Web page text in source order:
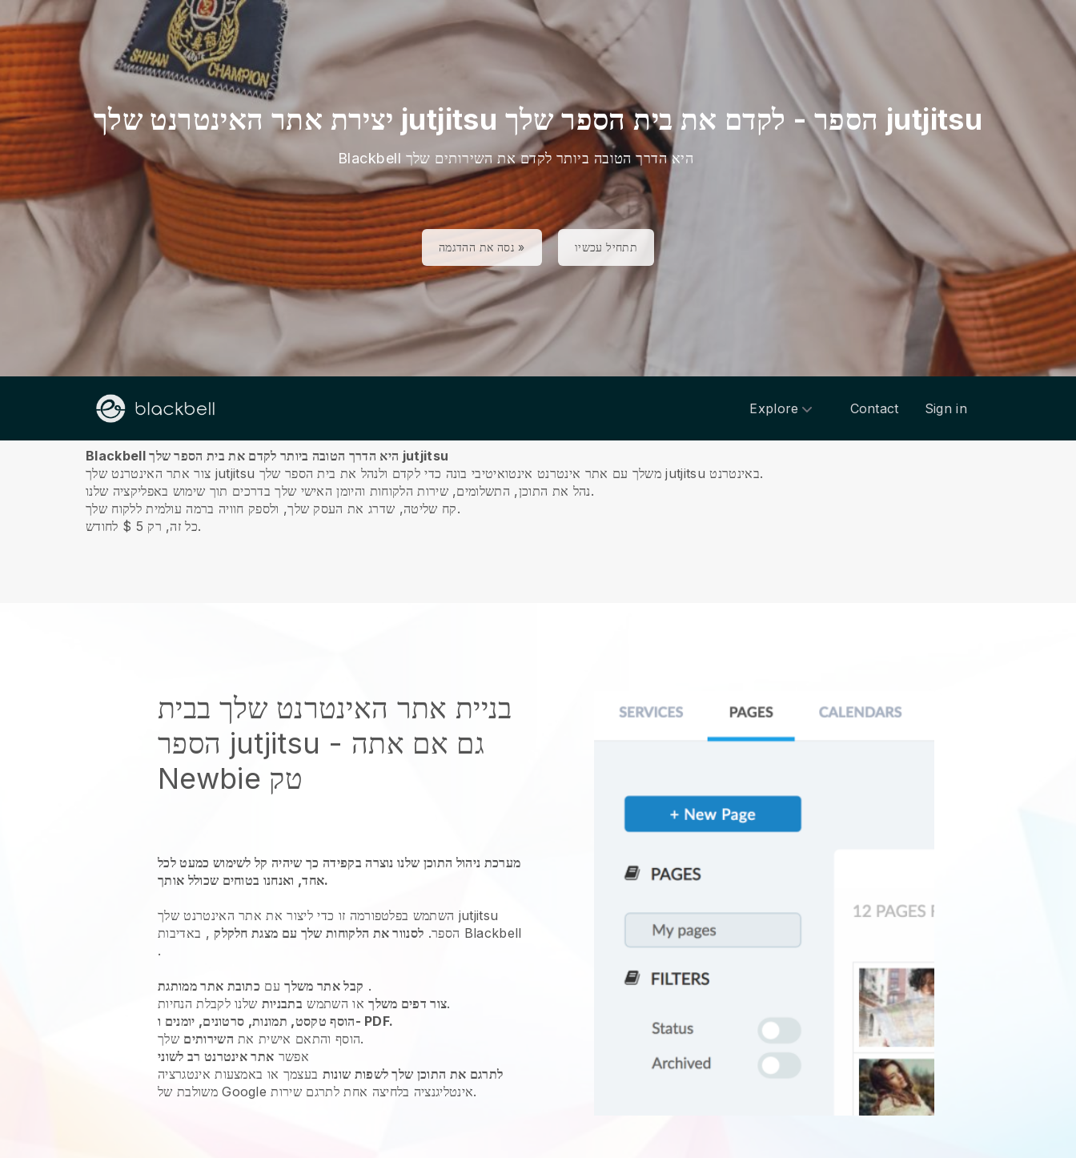
יצירת אתר האינטרנט שלך jutjitsu הספר- לקדם את בית הספר שלך jutjitsu
Blackbell היא הדרך הטובה ביותר לקדם את השירותים שלך
נסה את ההדגמה » תתחיל עכשיו
Explore Contact Sign in
עלינו
Blackbell היא הדרך הטובה ביותר לקדם את בית הספר שלך jutjitsu
צור אתר האינטרנט שלך jutjitsu משלך עם אתר אינטרנט אינטואיטיבי בונה כדי לקדם ולנהל את בית הספר שלך jutjitsu באינטרנט.
נהל את התוכן, התשלומים, שירות הלקוחות והיומן האישי שלך בדרכים תוך שימוש באפליקציה שלנו.
קח שליטה, שדרג את העסק שלך, ולספק חוויה ברמה עולמית ללקוח שלך.
כל זה, רק 5 $ לחודש.
בניית אתר האינטרנט שלך בבית
הספר jutjitsu - גם אם אתה
Newbie טק
מערכת ניהול התוכן שלנו נוצרה בקפידה כך שיהיה קל לשימוש כמעט לכל
אחד, ואנחנו בטוחים שכולל אותך.
השתמש בפלטפורמה זו כדי ליצור את אתר האינטרנט שלך jutjitsu
הספר. לסנוור את הלקוחות שלך עם מצגת חלקלק
Blackbell
.
קבל אתר משלךעם כתובת אתר ממותגת
.
צור דפים משלךאו השתמש בתבניות
שלנו לקבלת הנחיות.
הוסף טקסט, תמונות, סרטונים, יומנים ו- PDF.
הוסף והתאם אישית את השירותים
שלך.
אפשר אתר אינטרנט רב לשוני
לתרגם את התוכן שלך לשפות שונות בעצמך או באמצעות אינטגרציה
משולבת של Google אינטליגנציה בלחיצה אחת לתרגם שירות.